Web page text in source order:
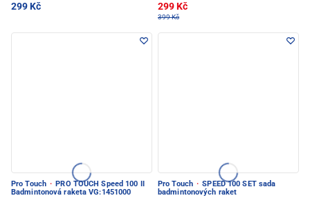
299 Kč 299 Kč
399 Kč
Pro Touch · PRO TOUCH Speed 100 II
Badmintonová raketa VG:1451000
Pro Touch · SPEED 100 SET sada
badmintonových raket